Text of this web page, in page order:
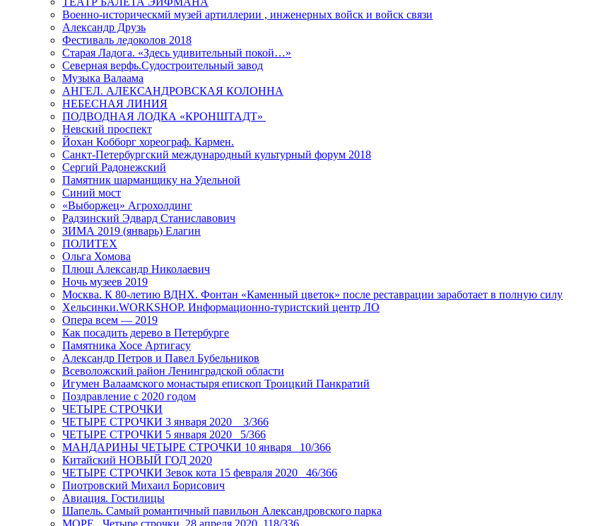
Военно-историческмй музей артиллерии , инженерных войск и войск связи
Александр Друзь
Фестиваль ледоколов 2018
Старая Ладога. «Здесь удивительный покой…»
Северная верфь.Судостроительный завод
Музыка Валаама
АНГЕЛ. АЛЕКСАНДРОВСКАЯ КОЛОННА
НЕБЕСНАЯ ЛИНИЯ
ПОДВОДНАЯ ЛОДКА «КРОНШТАДТ»
Невский проспект
Йохан Кобборг хореограф. Кармен.
Санкт-Петербургский международный культурный форум 2018
Сергий Радонежский
Памятник шарманщику на Удельной
Синий мост
«Выборжец» Агрохолдинг
Радзинский Эдвард Станиславович
ЗИМА 2019 (январь) Елагин
ПОЛИТЕХ
Ольга Хомова
Плющ Александр Николаевич
Ночь музеев 2019
Москва. К 80-летию ВДНХ. Фонтан «Каменный цветок» после реставрации заработает в полную силу
Хельсинки.WORKSHOP. Информационно-туристский центр ЛО
Опера всем — 2019
Как посадить дерево в Петербурге
Памятника Хосе Артигасу
Александр Петров и Павел Бубельников
Всеволожский район Ленинградской области
Игумен Валаамского монастыря епископ Троицкий Панкратий
Поздравление с 2020 годом
ЧЕТЫРЕ СТРОЧКИ
ЧЕТЫРЕ СТРОЧКИ 3 января 2020 _ 3/366
ЧЕТЫРЕ СТРОЧКИ 5 января 2020_ 5/366
МАНДАРИНЫ ЧЕТЫРЕ СТРОЧКИ 10 января _10/366
Китайский НОВЫЙ ГОД 2020
ЧЕТЫРЕ СТРОЧКИ Зевок кота 15 февраля 2020_ 46/366
Пиотровский Михаил Борисович
Авиация. Гостилицы
Шапель. Самый романтичный павильон Александровского парка
МОРЕ _Четыре строчки_28 апреля 2020_118/336